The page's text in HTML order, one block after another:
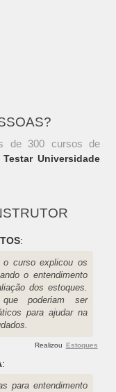
de 300 cursos de
Testar Universidade
:
curso explicou os
o entendimento
dos estoques.
poderiam ser
para ajudar na
Realizou Estoques
:
para entendimento